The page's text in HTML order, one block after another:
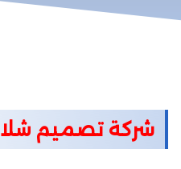
شركة تصميم